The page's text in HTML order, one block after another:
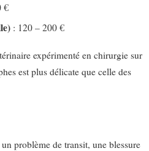
€
: 120 – 200 €
expérimenté en chirurgie sur
est plus délicate que celle des
problème de transit, une blessure